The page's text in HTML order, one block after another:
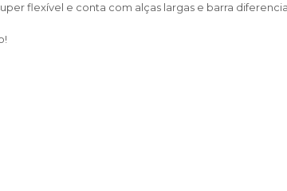
flexível e conta com alças largas e barra